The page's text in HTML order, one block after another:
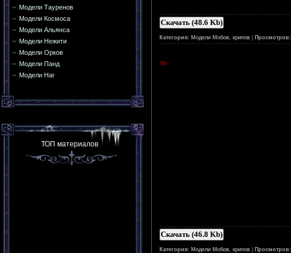
Модели Тауренов
Модели Космоса
Модели Альянса
Модели Нежити
Модели Орков
Модели Панд
Модели Наг
ТОП материалов
Скачать (48.6 Kb)
Категория: Модели Мобов, крипов Просмотров:
Скачать (46.8 Kb)
Категория: Модели Мобов, крипов Просмотров: